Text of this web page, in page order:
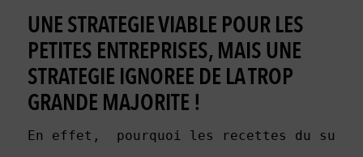
UNE STRATEGIE VIABLE POUR LES
PETITES ENTREPRISES, MAIS UNE
STRATEGIE IGNOREE DE LA TROP
GRANDE MAJORITE !
En effet,  pourquoi les recettes du